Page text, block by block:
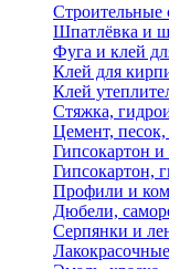
Строительные
Шпатлёвка и
Фуга и клей
Клей для
Клей
Стяжка,
Цемент, песок,
Гипсокартон
Гипсокартон,
Профили и
Дюбели,
Серпянки и